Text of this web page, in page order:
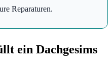
Reparaturen.
ein Dachgesims